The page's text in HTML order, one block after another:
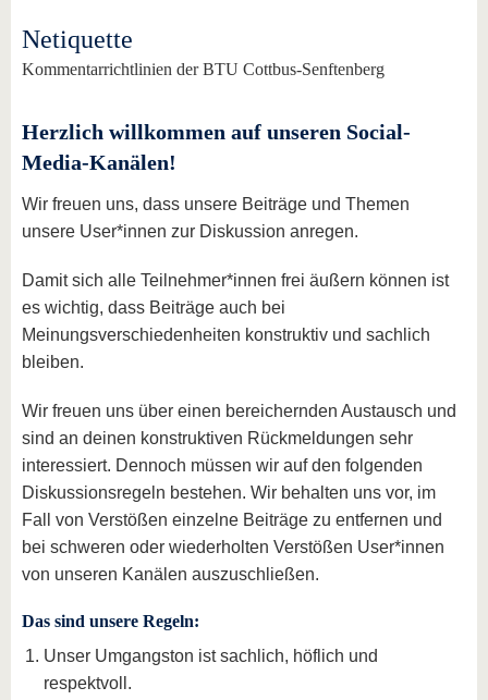
Netiquette
Kommentarrichtlinien der BTU Cottbus-Senftenberg
Herzlich willkommen auf unseren Social-
Media-Kanälen!
Wir freuen uns, dass unsere Beiträge und Themen
unsere User*innen zur Diskussion anregen.
Damit sich alle Teilnehmer*innen frei äußern können ist
es wichtig, dass Beiträge auch bei
Meinungsverschiedenheiten konstruktiv und sachlich
bleiben.
Wir freuen uns über einen bereichernden Austausch und
sind an deinen konstruktiven Rückmeldungen sehr
interessiert. Dennoch müssen wir auf den folgenden
Diskussionsregeln bestehen. Wir behalten uns vor, im
Fall von Verstößen einzelne Beiträge zu entfernen und
bei schweren oder wiederholten Verstößen User*innen
von unseren Kanälen auszuschließen.
Das sind unsere Regeln:
Unser Umgangston ist sachlich, höflich und
respektvoll.